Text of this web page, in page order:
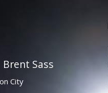
Brent Sass
City